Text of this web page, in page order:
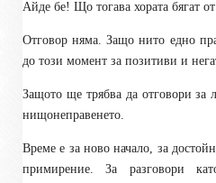
Айде бе! Що тогава хората бягат
Отговор няма. Защо нито едно
до този момент за позитиви и
Защото ще трябва да отговори за
нищонеправенето.
Време е за ново начало, за
примирение. За разговори